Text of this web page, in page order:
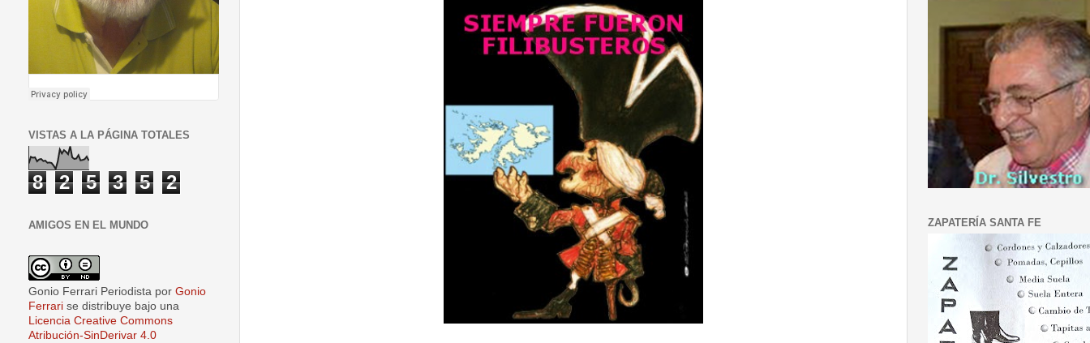
VISTAS A LA PÁGINA TOTALES
8 2 5 3 5 2
AMIGOS EN EL MUNDO
Gonio Ferrari Periodista por Gonio
Ferrari se distribuye bajo una
Licencia Creative Commons
Atribución-SinDerivar 4.0
ZAPATERÍA SANTA FE